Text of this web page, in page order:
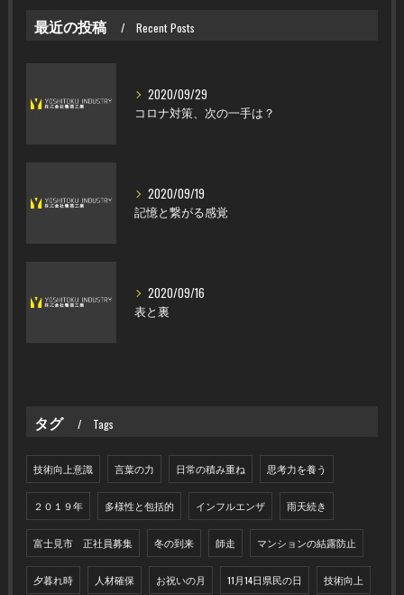
最近の投稿 Recent Posts
2020/09/29
コロナ対策、次の一手は？
2020/09/19
記憶と繋がる感覚
2020/09/16
表と裏
タグ Tags
技術向上意識 言葉の力 日常の積み重ね 思考力を養う
２０１９年 多様性と包括的 インフルエンザ 雨天続き
富士見市 正社員募集 冬の到来 師走 マンションの結露防止
夕暮れ時 人材確保 お祝いの月 11月14日県民の日 技術向上